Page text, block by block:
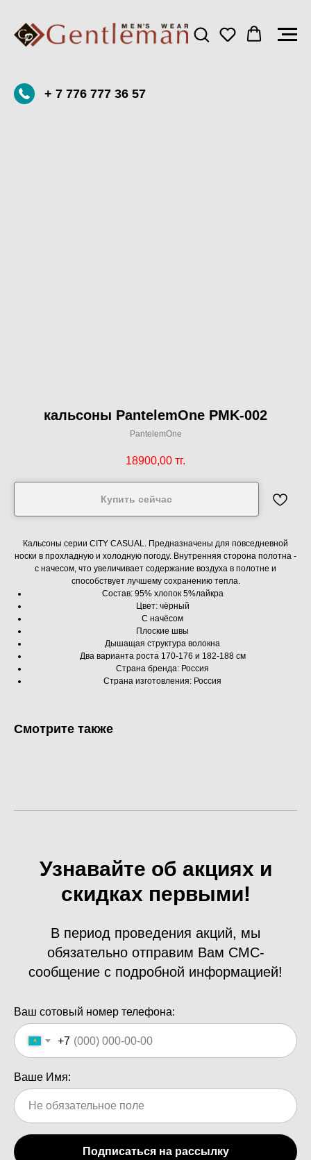
+ 7 776 777 36 57
кальсоны PantelemOne PMK-002
PantelemOne
18900,00 тг.
Купить сейчас
Кальсоны серии CITY CASUAL. Предназначены для повседневной
носки в прохладную и холодную погоду. Внутренняя сторона полотна -
с начесом, что увеличивает содержание воздуха в полотне и
способствует лучшему сохранению тепла.
Состав: 95% хлопок 5%лайкра
Цвет: чёрный
С начёсом
Плоские швы
Дышащая структура волокна
Два варианта роста 170-176 и 182-188 см
Страна бренда: Россия
Страна изготовления: Россия
Смотрите также
Узнавайте об акциях и
скидках первыми!
В период проведения акций, мы
обязательно отправим Вам СМС-
сообщение с подробной информацией!
Ваш сотовый номер телефона:
+7
Ваше Имя:
Подписаться на рассылку